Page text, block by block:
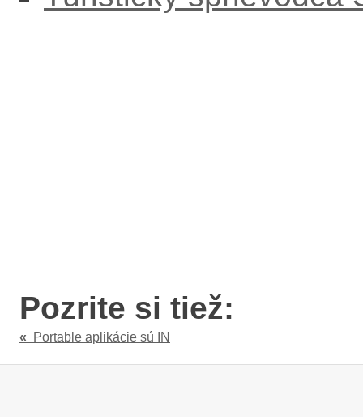
Pozrite si tiež:
« Portable aplikácie sú IN